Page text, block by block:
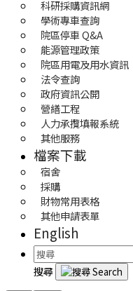
科研採購資訊網
學術專車查詢
院區停車 Q&A
能源管理政策
院區用電及用水資訊
法令查詢
政府資訊公開
營繕工程
人力承攬填報系統
其他服務
檔案下載
宿舍
採購
財物常用表格
其他申請表單
English
搜尋